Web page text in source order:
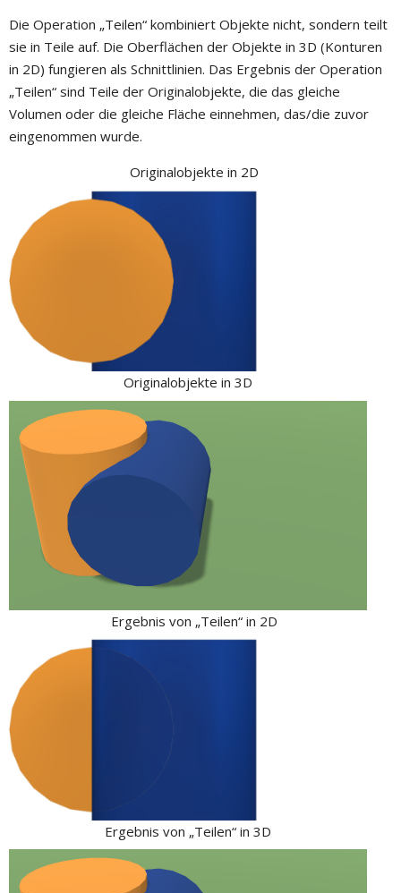
Die Operation „Teilen“ kombiniert Objekte nicht, sondern teilt
sie in Teile auf. Die Oberflächen der Objekte in 3D (Konturen
in 2D) fungieren als Schnittlinien. Das Ergebnis der Operation
„Teilen“ sind Teile der Originalobjekte, die das gleiche
Volumen oder die gleiche Fläche einnehmen, das/die zuvor
eingenommen wurde.
Originalobjekte in 2D
Originalobjekte in 3D
Ergebnis von „Teilen“ in 2D
Ergebnis von „Teilen“ in 3D